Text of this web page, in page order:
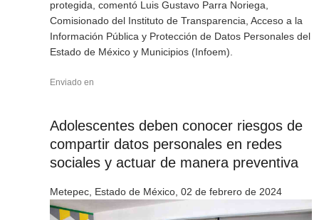
protegida, comentó Luis Gustavo Parra Noriega,
Comisionado del Instituto de Transparencia, Acceso a la
Información Pública y Protección de Datos Personales del
Estado de México y Municipios (Infoem).
Enviado en
Adolescentes deben conocer riesgos de
compartir datos personales en redes
sociales y actuar de manera preventiva
Metepec, Estado de México, 02 de febrero de 2024